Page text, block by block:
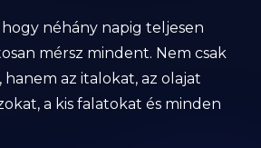
hogy néhány napig teljesen
mérsz mindent. Nem csak
az italokat, az olajat
a kis falatokat és minden